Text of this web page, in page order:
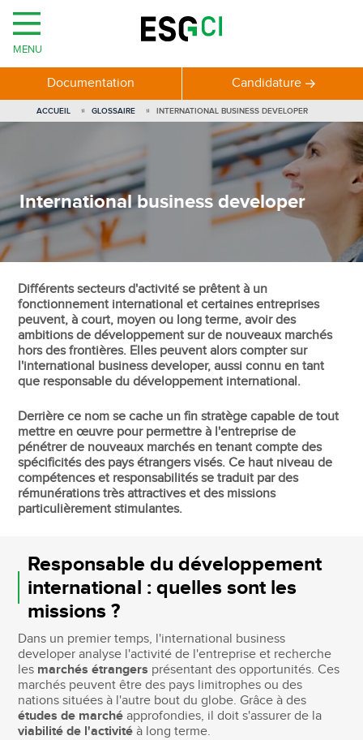
International business developer
ACCUEIL GLOSSAIRE INTERNATIONAL BUSINESS DEVELOPER
Différents secteurs d'activité se prêtent à un
fonctionnement international et certaines entreprises
peuvent, à court, moyen ou long terme, avoir des
ambitions de développement sur de nouveaux marchés
hors des frontières. Elles peuvent alors compter sur
l'international business developer, aussi connu en tant
que responsable du développement international.
Derrière ce nom se cache un fin stratège capable de tout
mettre en œuvre pour permettre à l'entreprise de
pénétrer de nouveaux marchés en tenant compte des
spécificités des pays étrangers visés. Ce haut niveau de
compétences et responsabilités se traduit par des
rémunérations très attractives et des missions
particulièrement stimulantes.
Responsable du développement
international : quelles sont les
missions ?
Dans un premier temps, l'international business
developer analyse l'activité de l'entreprise et recherche
les marchés étrangers présentant des opportunités. Ces
marchés peuvent être des pays limitrophes ou des
nations situées à l'autre bout du globe. Grâce à des
études de marché approfondies, il doit s'assurer de la
viabilité de l'activité à long terme.
MENU
Documentation Candidature